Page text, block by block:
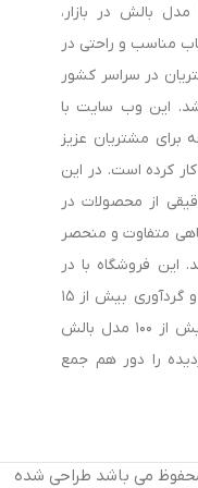
با فرم سر و گردن،
می‌دهند.
شما باشد. افرادی که به
دارند، در حالی که
است.
حفظ بهداشت و افزایش
بالش در بازار،
مناسب و راحتی در
در سراسر کشور
شد. این وب سایت با
برای مشتریان عزیز
کرده است. در این
از محصولات در
متفاوت و منحصر
این فروشگاه با در
اختیار داشتن سابقه ای طولانی مدت و گردآوری بیش از ۱۵
برند مطرح داخلی و خارجی با تنوع بیش از ۱۰۰ مدل بالش
را دور هم جمع
می باشد طراحی شده